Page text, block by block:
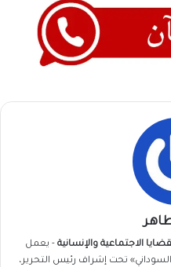
الاجتماعية والإنسانية - يعمل
تحت إشراف رئيس التحرير،